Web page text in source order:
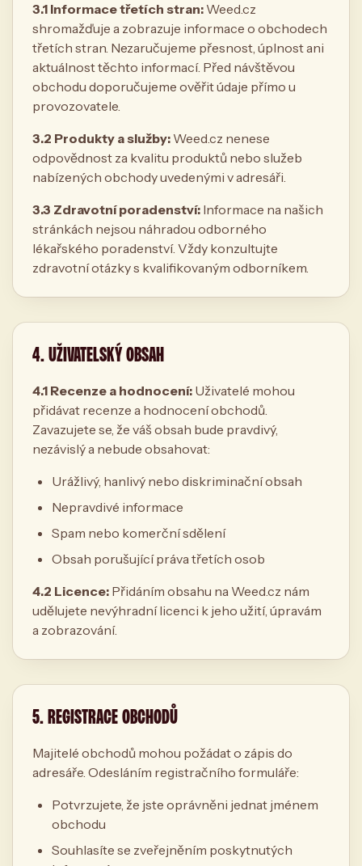
3.1 Informace třetích stran: Weed.cz
shromažďuje a zobrazuje informace o obchodech
třetích stran. Nezaručujeme přesnost, úplnost ani
aktuálnost těchto informací. Před návštěvou
obchodu doporučujeme ověřit údaje přímo u
provozovatele.
3.2 Produkty a služby: Weed.cz nenese
odpovědnost za kvalitu produktů nebo služeb
nabízených obchody uvedenými v adresáři.
3.3 Zdravotní poradenství: Informace na našich
stránkách nejsou náhradou odborného
lékařského poradenství. Vždy konzultujte
zdravotní otázky s kvalifikovaným odborníkem.
4. UŽIVATELSKÝ OBSAH
4.1 Recenze a hodnocení: Uživatelé mohou
přidávat recenze a hodnocení obchodů.
Zavazujete se, že váš obsah bude pravdivý,
nezávislý a nebude obsahovat:
Urážlivý, hanlivý nebo diskriminační obsah
Nepravdivé informace
Spam nebo komerční sdělení
Obsah porušující práva třetích osob
4.2 Licence: Přidáním obsahu na Weed.cz nám
udělujete nevýhradní licenci k jeho užití, úpravám
a zobrazování.
5. REGISTRACE OBCHODŮ
Majitelé obchodů mohou požádat o zápis do
adresáře. Odesláním registračního formuláře:
Potvrzujete, že jste oprávněni jednat jménem
obchodu
Souhlasíte se zveřejněním poskytnutých